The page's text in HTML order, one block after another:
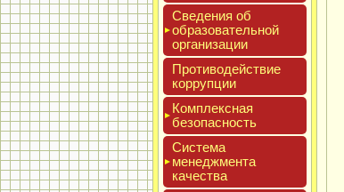
Све­дения об
об­ра­зова­тель­ной
ор­га­низа­ции
Про­тиво­дей­ствие
кор­рупции
Ком­плексная
бе­зопас­ность
Сис­те­ма
ме­нед­жмен­та
ка­чес­тва